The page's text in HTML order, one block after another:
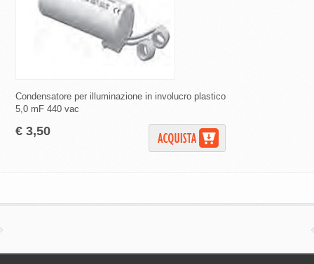
Condensatore per illuminazione in involucro plastico
5,0 mF 440 vac
€ 3,50